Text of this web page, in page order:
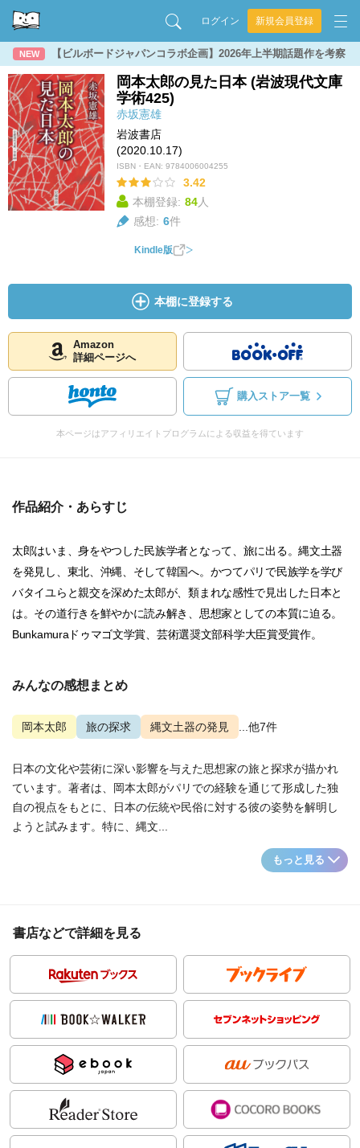
ログイン 新規会員登録
NEW 【ビルボードジャパンコラボ企画】2026年上半期話題作を考察
岡本太郎の見た日本 (岩波現代文庫
学術425)
赤坂憲雄
岩波書店
(2020.10.17)
ISBN・EAN: 9784006004255
3.42
本棚登録: 84人
感想: 6件
Kindle版
本棚に登録する
Amazon
詳細ページへ
購入ストア一覧
本ページはアフィリエイトプログラムによる収益を得ています
作品紹介・あらすじ
太郎はいま、身をやつした民族学者となって、旅に出る。縄文土器
を発見し、東北、沖縄、そして韓国へ。かつてパリで民族学を学び
バタイユらと親交を深めた太郎が、類まれな感性で見出した日本と
は。その道行きを鮮やかに読み解き、思想家としての本質に迫る。
Bunkamuraドゥマゴ文学賞、芸術選奨文部科学大臣賞受賞作。
みんなの感想まとめ
岡本太郎 旅の探求 縄文土器の発見 ...他7件
日本の文化や芸術に深い影響を与えた思想家の旅と探求が描かれ
ています。著者は、岡本太郎がパリでの経験を通じて形成した独
自の視点をもとに、日本の伝統や民俗に対する彼の姿勢を解明し
ようと試みます。特に、縄文...
もっと見る
書店などで詳細を見る